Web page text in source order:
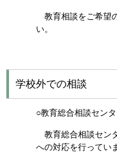
教育相談をご希望
い。
学校外での相談
○教育総合相談セン
教育総合相談セン
への対応を行ってい